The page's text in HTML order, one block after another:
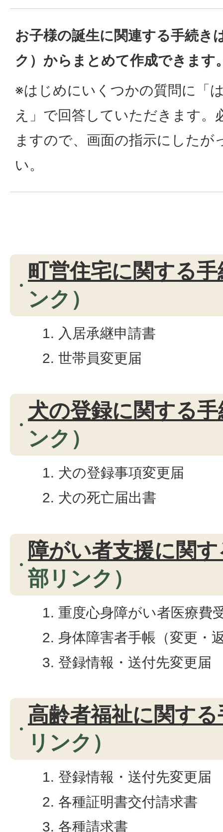
お子様の誕生に関連する手続き
ク） からまとめて作成できます
※はじめにいくつかの質問に「
え」で回答していただきます。
ますので、画面の指示にしたが
い。
町営住宅に関する
ンク）
入居承継申請書
世帯員変更届
犬の登録に関する
ンク）
犬の登録事項変更届
犬の死亡届出書
障がい者支援に関
部リンク）
重度心身障がい者医療費
身体障害者手帳（変更・
登録情報・送付先変更届
高齢者福祉に関す
リンク）
登録情報・送付先変更届
各種証明書交付請求書
各種請求書